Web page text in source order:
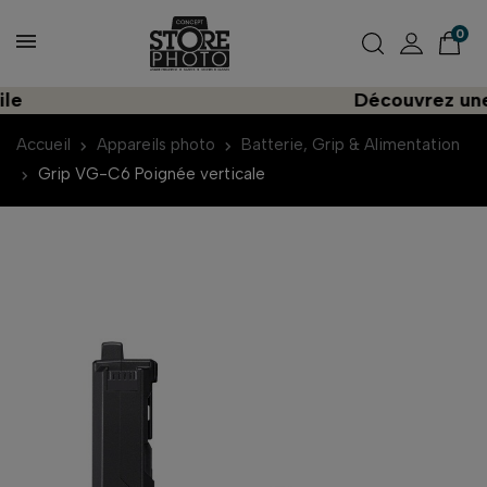
0
Découvrez une
Accueil Appareils photo
Batterie, Grip & Alimentation
Grip VG-C6 Poignée verticale